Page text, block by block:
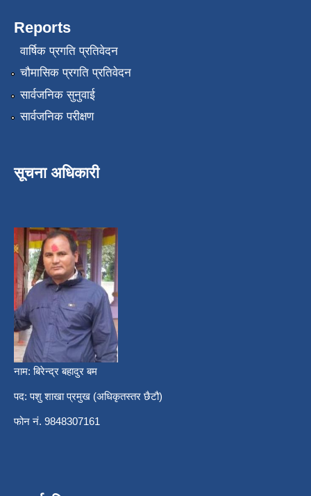
Reports
वार्षिक प्रगति प्रतिवेदन
चौमासिक प्रगति प्रतिवेदन
सार्वजनिक सुनुवाई
सार्वजनिक परीक्षण
सूचना अधिकारी
नाम: बिरेन्द्र बहादुर बम
पद: पशु शाखा प्रमुख (अधिकृतस्तर छैटौ)
फोन नं. 9848307161